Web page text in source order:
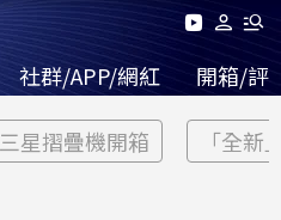
社群/APP/網紅 開箱/評
三星摺疊機開箱 「全新